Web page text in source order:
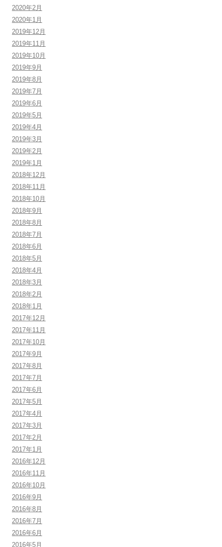
2020年2月
2020年1月
2019年12月
2019年11月
2019年10月
2019年9月
2019年8月
2019年7月
2019年6月
2019年5月
2019年4月
2019年3月
2019年2月
2019年1月
2018年12月
2018年11月
2018年10月
2018年9月
2018年8月
2018年7月
2018年6月
2018年5月
2018年4月
2018年3月
2018年2月
2018年1月
2017年12月
2017年11月
2017年10月
2017年9月
2017年8月
2017年7月
2017年6月
2017年5月
2017年4月
2017年3月
2017年2月
2017年1月
2016年12月
2016年11月
2016年10月
2016年9月
2016年8月
2016年7月
2016年6月
2016年5月